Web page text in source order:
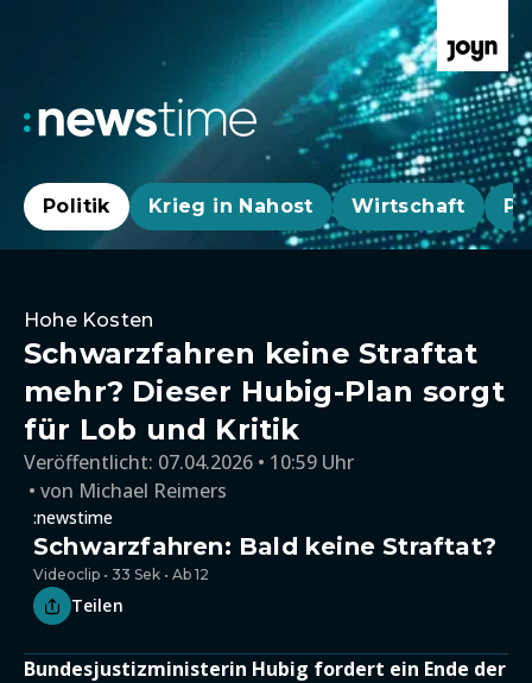
Politik Krieg in Nahost Wirtschaft
Hohe Kosten
Schwarzfahren keine Straftat
mehr? Dieser Hubig-Plan sorgt
für Lob und Kritik
Veröffentlicht: 07.04.2026 • 10:59 Uhr
von Michael Reimers
:newstime
Schwarzfahren: Bald keine Straftat?
Videoclip • 33 Sek • Ab 12
Teilen
Bundesjustizministerin Hubig fordert ein Ende der